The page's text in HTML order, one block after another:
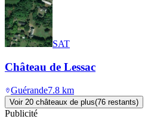
SAT
Château de Lessac
Guérande7.8 km
Voir 20 châteaux de plus(76 restants)
Publicité